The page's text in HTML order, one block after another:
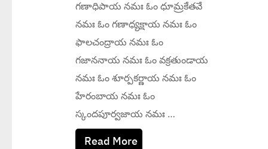
గణాధిపాయ నమః ఓం ధూమ్రకేతవే
నమః ఓం గణాధ్యక్షాయ నమః ఓం
ఫాలచంద్రాయ నమః ఓం
గజాననాయ నమః ఓం వక్రతుండాయ
నమః ఓం శూర్పకర్ణాయ నమః ఓం
హేరంబాయ నమః ఓం
స్కందపూర్వజాయ నమః …
Read More